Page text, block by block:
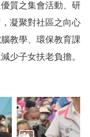
質之集會活動、研
凝聚對社區之向心
教學、環保教育課
少子女扶老負擔。